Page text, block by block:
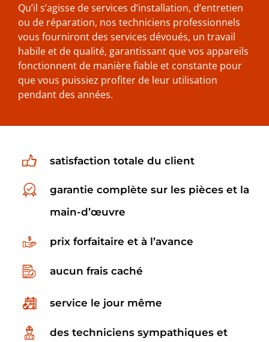
Qu’il s’agisse de services d’installation, d’entretien
ou de réparation, nos techniciens professionnels
vous fourniront des services dévoués, un travail
habile et de qualité, garantissant que vos appareils
fonctionnent de manière fiable et constante pour
que vous puissiez profiter de leur utilisation
pendant des années.
satisfaction totale du client
garantie complète sur les pièces et la
main-d’œuvre
prix forfaitaire et à l’avance
aucun frais caché
service le jour même
des techniciens sympathiques et